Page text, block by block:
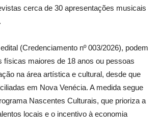
cerca de 30 apresentações musicais
(Credenciamento nº 003/2026), podem
físicas maiores de 18 anos ou pessoas
na área artística e cultural, desde que
em Nova Venécia. A medida segue
Nascentes Culturais, que prioriza a
locais e o incentivo à economia